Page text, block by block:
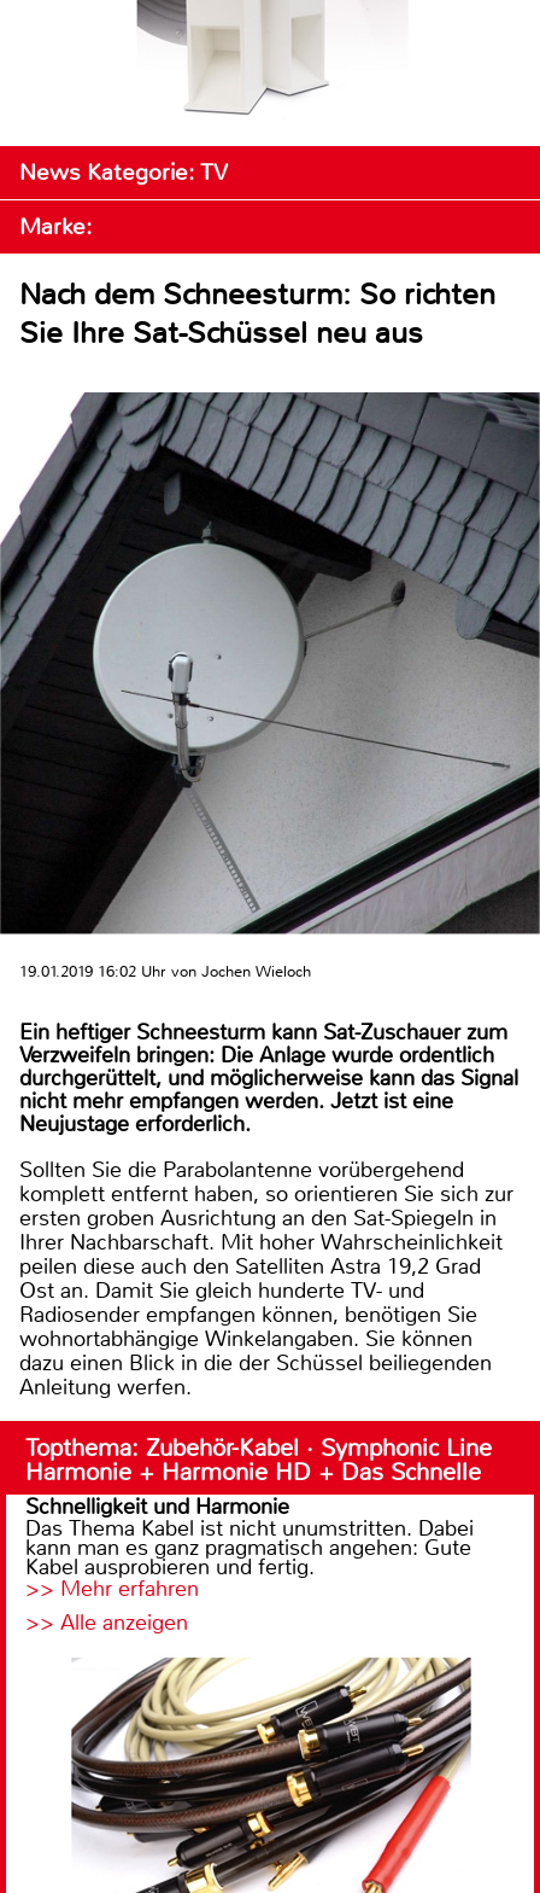
News Kategorie: TV
Marke:
Nach dem Schneesturm: So richten
Sie Ihre Sat-Schüssel neu aus
19.01.2019 16:02 Uhr von Jochen Wieloch
Ein heftiger Schneesturm kann Sat-Zuschauer zum
Verzweifeln bringen: Die Anlage wurde ordentlich
durchgerüttelt, und möglicherweise kann das Signal
nicht mehr empfangen werden. Jetzt ist eine
Neujustage erforderlich.
Sollten Sie die Parabolantenne vorübergehend
komplett entfernt haben, so orientieren Sie sich zur
ersten groben Ausrichtung an den Sat-Spiegeln in
Ihrer Nachbarschaft. Mit hoher Wahrscheinlichkeit
peilen diese auch den Satelliten Astra 19,2 Grad
Ost an. Damit Sie gleich hunderte TV- und
Radiosender empfangen können, benötigen Sie
wohnortabhängige Winkelangaben. Sie können
dazu einen Blick in die der Schüssel beiliegenden
Anleitung werfen.
Topthema: Zubehör-Kabel · Symphonic Line
Harmonie + Harmonie HD + Das Schnelle
Schnelligkeit und Harmonie
Das Thema Kabel ist nicht unumstritten. Dabei
kann man es ganz pragmatisch angehen: Gute
Kabel ausprobieren und fertig.
>> Mehr erfahren
>> Alle anzeigen